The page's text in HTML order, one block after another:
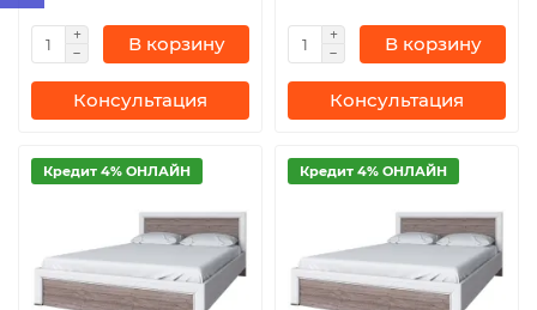
В корзину
Консультация
В корзину
Консультация
Кредит 4% ОНЛАЙН Кредит 4% ОНЛАЙН